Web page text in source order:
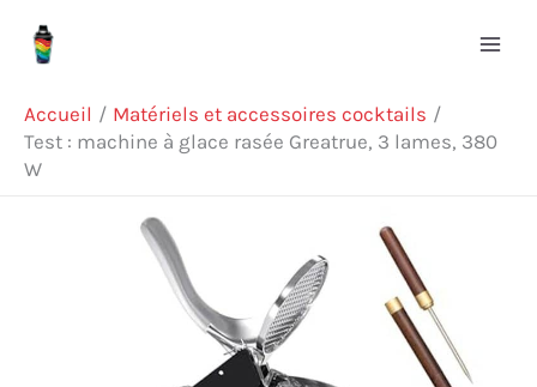
Accueil
Matériels et accessoires cocktails
Test : machine à glace rasée Greatrue, 3 lames, 380
W
Rechercher